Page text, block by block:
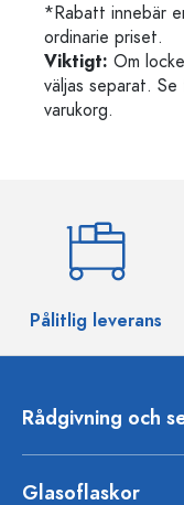
*Rabatt innebär
ordinarie priset.
Viktigt: Om
väljas separat.
varukorg.
Pålitlig leverans
Rådgivning och
Glasoflaskor